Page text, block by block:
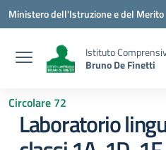
Vai ai contenuti
Vai al menu di navigazione
Vai al footer
Ministero dell'Istruzione e del Merito
Istituto
Bruno De Finetti
Circolare 72
Laboratorio